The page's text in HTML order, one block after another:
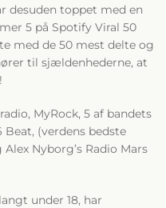
desuden toppet med en
5 på Spotify Viral 50
med de 50 mest delte og
til sjældenhederne, at
MyRock, 5 af bandets
(verdens bedste
Nyborg’s Radio Mars
under 18, har